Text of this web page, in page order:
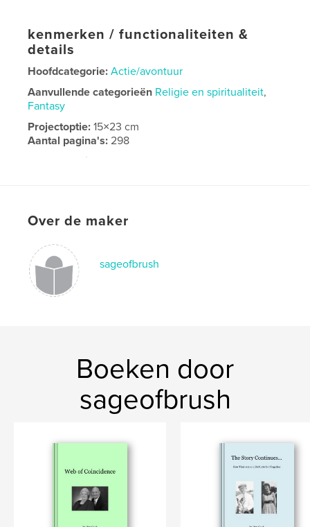
kenmerken / functionaliteiten &
details
Hoofdcategorie: Actie/avontuur
Aanvullende categorieën Religie en spiritualiteit,
Fantasy
Projectoptie:15×23 cm
Aantal pagina's:298
Datum publiceren:
Over de maker
sageofbrush
Boeken door
sageofbrush